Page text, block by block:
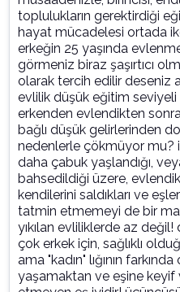
toplulukların gerektirdiği
hayat mücadelesi ortada
erkeğin 25 yaşında
görmeniz biraz şaşırtıcı
olarak tercih edilir deseniz
evlilik düşük eğitim seviyeli
erkenden evlendikten
bağlı düşük gelirlerinden
nedenlerle çökmüyor mu?
daha çabuk yaşlandığı,
bahsedildiği üzere,
kendilerini saldıkları ve
tatmin etmemeyi de bir
yıkılan evliliklerde az değil!
çok erkek için, sağlıklı
ama "kadın" lığının
yaşamaktan ve eşine